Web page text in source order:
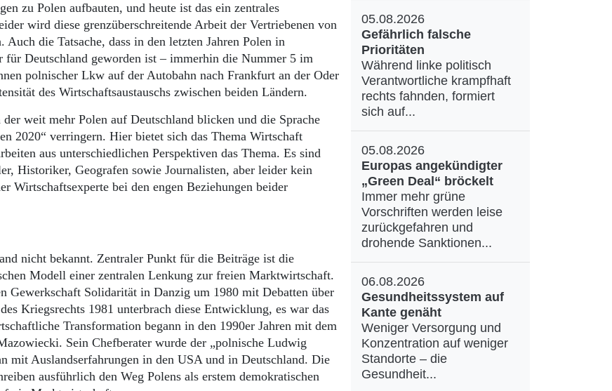
zu Polen aufbauten, und heute ist das ein zentrales
wird diese grenzüberschreitende Arbeit der Vertriebenen von
die Tatsache, dass in den letzten Jahren Polen in
Deutschland geworden ist – immerhin die Nummer 5 im
polnischer Lkw auf der Autobahn nach Frankfurt an der Oder
des Wirtschaftsaustauschs zwischen beiden Ländern.
weit mehr Polen auf Deutschland blicken und die Sprache
2020“ verringern. Hier bietet sich das Thema Wirtschaft
aus unterschiedlichen Perspektiven das Thema. Es sind
Historiker, Geografen sowie Journalisten, aber leider kein
Wirtschaftsexperte bei den engen Beziehungen beider
nicht bekannt. Zentraler Punkt für die Beiträge ist die
Modell einer zentralen Lenkung zur freien Marktwirtschaft.
Gewerkschaft Solidarität in Danzig um 1980 mit Debatten über
Kriegsrechts 1981 unterbrach diese Entwicklung, es war das
Transformation begann in den 1990er Jahren mit dem
Sein Chefberater wurde der „polnische Ludwig
mit Auslandserfahrungen in den USA und in Deutschland. Die
ausführlich den Weg Polens als erstem demokratischen
05.08.2026
Gefährlich falsche
Prioritäten
Während linke politisch
Verantwortliche krampfhaft
rechts fahnden, formiert
sich auf...
05.08.2026
Europas angekündigter
„Green Deal“ bröckelt
Immer mehr grüne
Vorschriften werden leise
zurückgefahren und
drohende Sanktionen...
06.08.2026
Gesundheitssystem auf
Kante genäht
Weniger Versorgung und
Konzentration auf weniger
Standorte – die
Gesundheit...